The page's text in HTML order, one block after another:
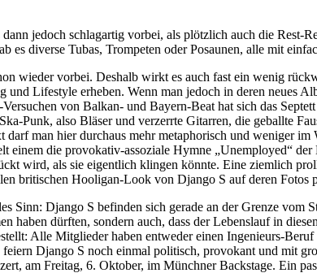
jedoch schlagartig vorbei, als plötzlich auch die
es diverse Tubas, Trompeten oder Posaunen, alle mit
wieder vorbei. Deshalb wirkt es auch fast ein wenig
und Lifestyle erheben. Wenn man jedoch in deren neues
von Balkan- und Bayern-Beat hat sich das
Punk, also Bläser und verzerrte Gitarren, die geballte
darf man hier durchaus mehr metaphorisch und weniger
einem die provokativ-assoziale Hymne „Unemployed“
wird, als sie eigentlich klingen könnte. Eine ziemlich
britischen Hooligan-Look von Django S auf deren Fotos
Sinn: Django S befinden sich gerade an der Grenze
haben dürften, sondern auch, dass der Lebenslauf in
Alle Mitglieder haben entweder einen Ingenieurs-
Django S noch einmal politisch, provokant und mit
am Freitag, 6. Oktober, im Münchner Backstage. Ein